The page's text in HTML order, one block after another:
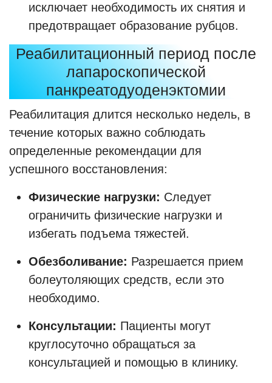
исключает необходимость их снятия и
предотвращает образование рубцов.
Реабилитационный период после
лапароскопической
панкреатодуоденэктомии
Реабилитация длится несколько недель, в
течение которых важно соблюдать
определенные рекомендации для
успешного восстановления:
Физические нагрузки: Следует
ограничить физические нагрузки и
избегать подъема тяжестей.
Обезболивание: Разрешается прием
болеутоляющих средств, если это
необходимо.
Консультации: Пациенты могут
круглосуточно обращаться за
консультацией и помощью в клинику.